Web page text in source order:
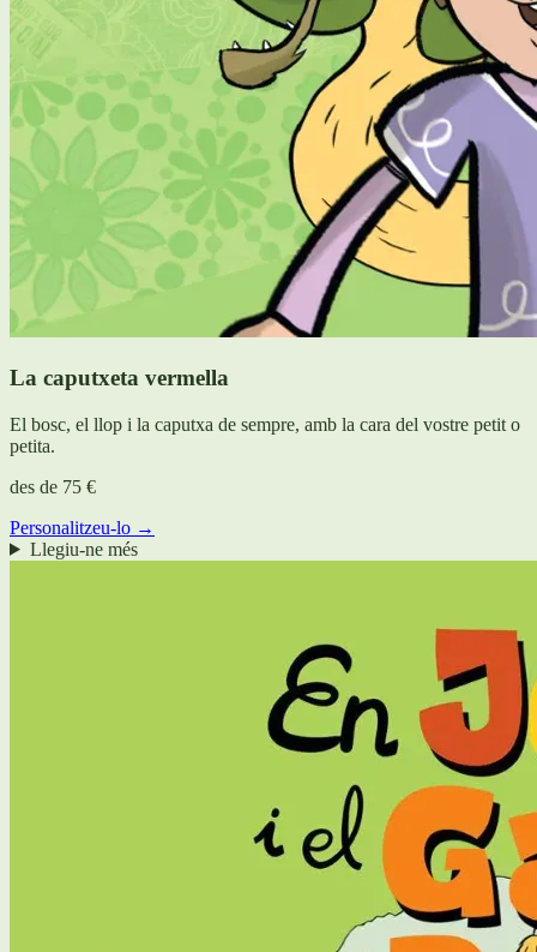
La caputxeta vermella
El bosc, el llop i la caputxa de sempre, amb la cara del vostre petit o
petita.
des de 75 €
Personalitzeu-lo →
Llegiu-ne més